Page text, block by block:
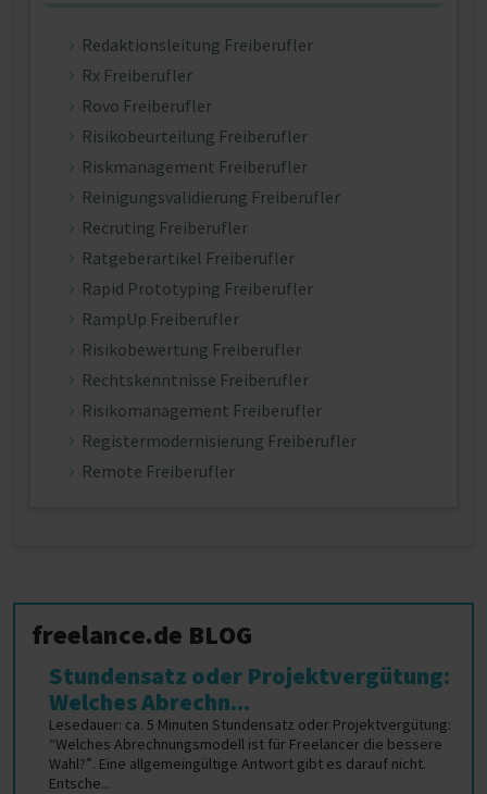
Redaktionsleitung Freiberufler
Rx Freiberufler
Rovo Freiberufler
Risikobeurteilung Freiberufler
Riskmanagement Freiberufler
Reinigungsvalidierung Freiberufler
Recruting Freiberufler
Ratgeberartikel Freiberufler
Rapid Prototyping Freiberufler
RampUp Freiberufler
Risikobewertung Freiberufler
Rechtskenntnisse Freiberufler
Risikomanagement Freiberufler
Registermodernisierung Freiberufler
Remote Freiberufler
freelance.de BLOG
Stundensatz oder Projektvergütung:
Welches Abrechn...
Lesedauer: ca. 5 Minuten Stundensatz oder Projektvergütung:
“Welches Abrechnungsmodell ist für Freelancer die bessere
Wahl?”. Eine allgemeingültige Antwort gibt es darauf nicht.
Entsche...